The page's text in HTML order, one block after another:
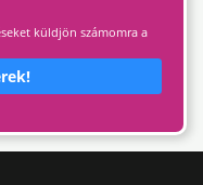
küldjön számomra a